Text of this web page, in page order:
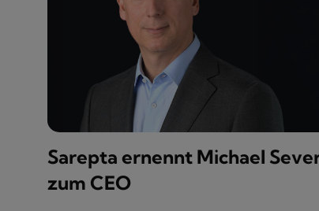
Sarepta ernennt Michael
zum CEO